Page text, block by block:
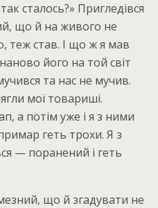
сталось?» Пригледівся
що й на живого не
теж став. І що ж я мав
його на той світ
та нас не мучив.
мої товариші.
а потім уже і я з ними
геть трохи. Я з
— поранений і геть
що й згадувати не